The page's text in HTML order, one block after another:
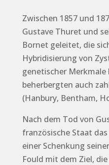
Zwischen 1857 und
Gustave Thuret und
Bornet geleitet, die
Hybridisierung von
genetischer Merkmale
beherbergten auch
(Hanbury, Bentham,
Nach dem Tod von
französische Staat
einer Schenkung
Fould mit dem Ziel,